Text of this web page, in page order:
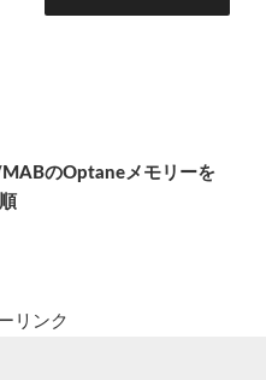
のOptaneメモリーを
リンク